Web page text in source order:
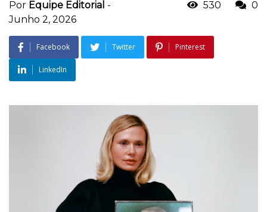
Por Equipe Editorial -
Junho 2, 2026
530 0
Facebook Twitter Pinterest
LinkedIn